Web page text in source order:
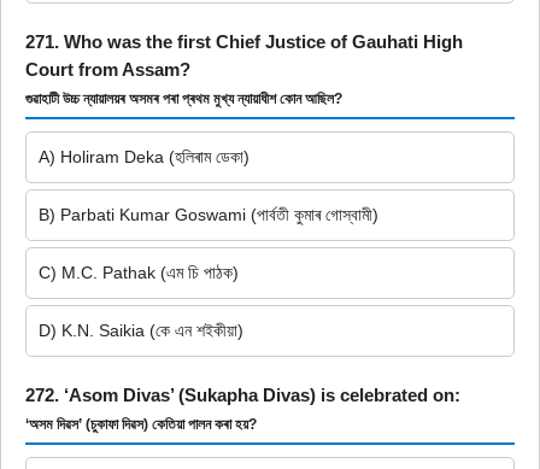
271. Who was the first Chief Justice of Gauhati High
Court from Assam?
গুৱাহাটী উচ্চ ন্যায়ালয়ৰ অসমৰ পৰা প্ৰথম মুখ্য ন্যায়াধীশ কোন আছিল?
A) Holiram Deka (হলিৰাম ডেকা)
B) Parbati Kumar Goswami (পাৰ্বতী কুমাৰ গোস্বামী)
C) M.C. Pathak (এম চি পাঠক)
D) K.N. Saikia (কে এন শইকীয়া)
272. ‘Asom Divas’ (Sukapha Divas) is celebrated on:
‘অসম দিৱস’ (চুকাফা দিৱস) কেতিয়া পালন কৰা হয়?